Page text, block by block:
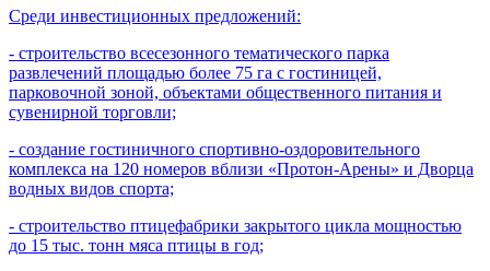
Среди инвестиционных предложений:
- строительство всесезонного тематического парка
развлечений площадью более 75 га с гостиницей,
парковочной зоной, объектами общественного питания и
сувенирной торговли;
- создание гостиничного спортивно-оздоровительного
комплекса на 120 номеров вблизи «Протон-Арены» и Дворца
водных видов спорта;
- строительство птицефабрики закрытого цикла мощностью
до 15 тыс. тонн мяса птицы в год;